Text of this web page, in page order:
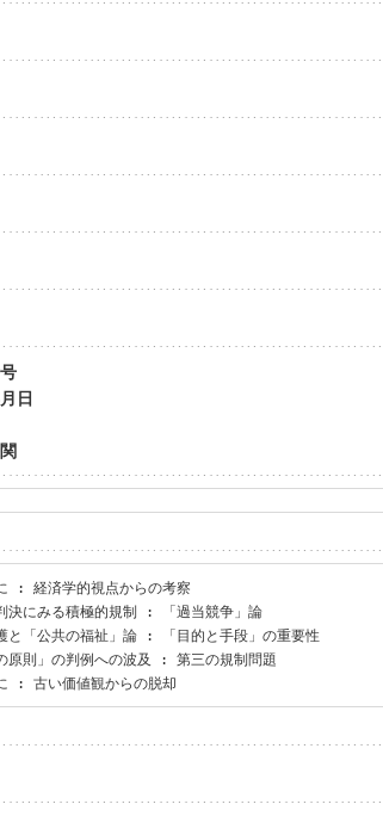
日
: 経済学的視点からの考察
決にみる積極的規制 : 「過当競争」論
と「公共の福祉」論 : 「目的と手段」の重要性
原則」の判例への波及 : 第三の規制問題
: 古い価値観からの脱却